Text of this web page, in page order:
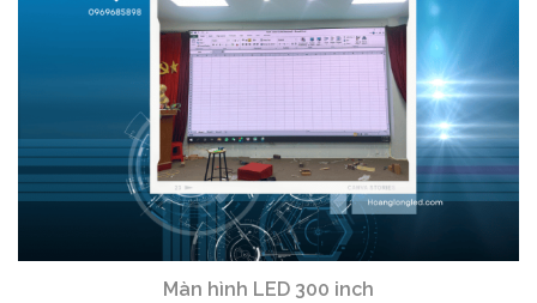
Màn hình LED 300 inch